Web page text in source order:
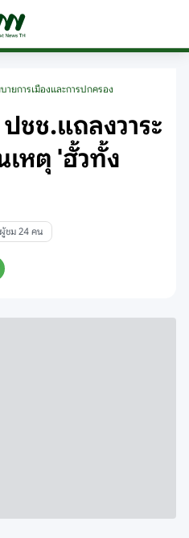
ายการเมืองและการปกครอง
ชช.แถลงวาระ
หตุ 'ฮั้วทั้ง
ผู้ชม 24 คน